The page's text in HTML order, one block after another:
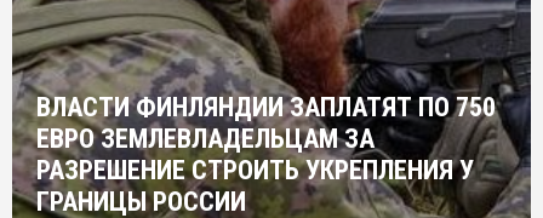
ВЛАСТИ ФИНЛЯНДИИ ЗАПЛАТЯТ ПО 750
ЕВРО ЗЕМЛЕВЛАДЕЛЬЦАМ ЗА
РАЗРЕШЕНИЕ СТРОИТЬ УКРЕПЛЕНИЯ У
ГРАНИЦЫ РОССИИ